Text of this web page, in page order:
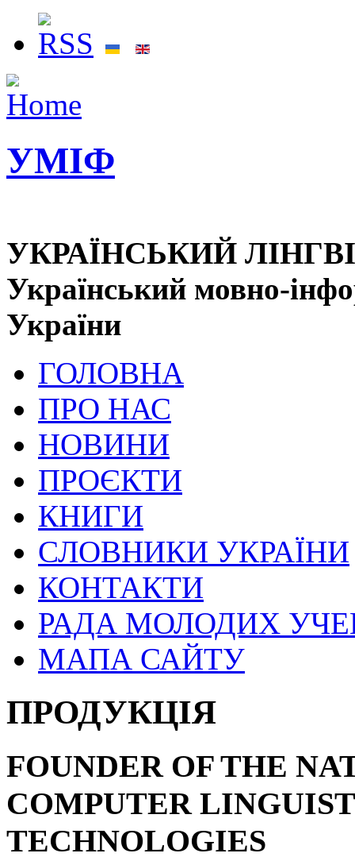
УМІФ
УКРАЇНСЬКИЙ
Український мовно-
України
ГОЛОВНА
ПРО НАС
НОВИНИ
ПРОЄКТИ
КНИГИ
СЛОВНИКИ УКРАЇНИ
КОНТАКТИ
РАДА МОЛОДИХ
МАПА САЙТУ
ПРОДУКЦІЯ
FOUNDER OF THE
COMPUTER
TECHNOLOGIES